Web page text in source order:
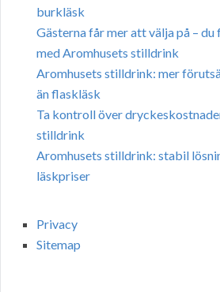
burkläsk
Gästerna får mer att välja på –
med Aromhusets stilldrink
Aromhusets stilldrink: mer
än flaskläsk
Ta kontroll över
stilldrink
Aromhusets stilldrink: stabil
läskpriser
Privacy
Sitemap